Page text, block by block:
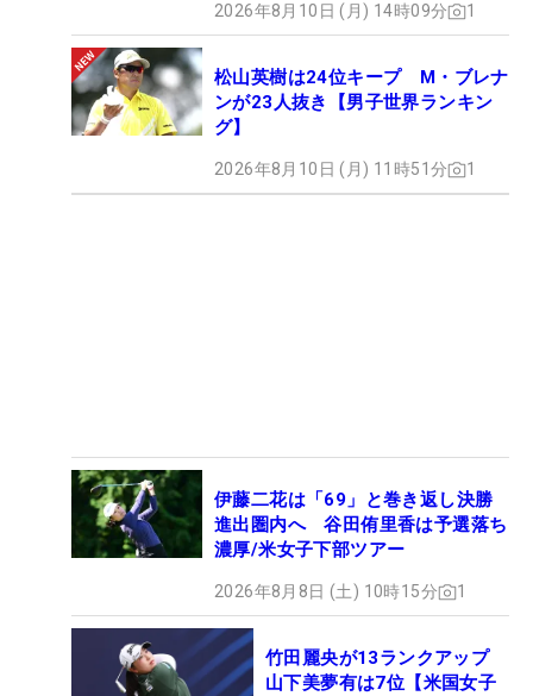
2026年8月10日 (月) 14時09分 1
松山英樹は24位キープ M・ブレナ
ンが23人抜き【男子世界ランキン
グ】
2026年8月10日 (月) 11時51分 1
伊藤二花は「69」と巻き返し決勝
進出圏内へ 谷田侑里香は予選落ち
濃厚/米女子下部ツアー
2026年8月8日 (土) 10時15分 1
竹田麗央が13ランクアップ
山下美夢有は7位【米国女子